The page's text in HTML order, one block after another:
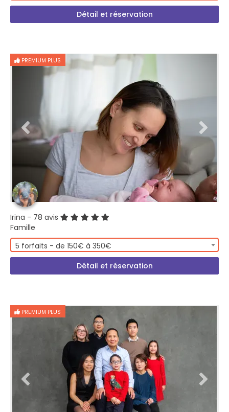
Détail et réservation
PREMIUM PLUS
Irina - 78 avis
Famille
5 forfaits - de 150€ à 350€
Détail et réservation
PREMIUM PLUS